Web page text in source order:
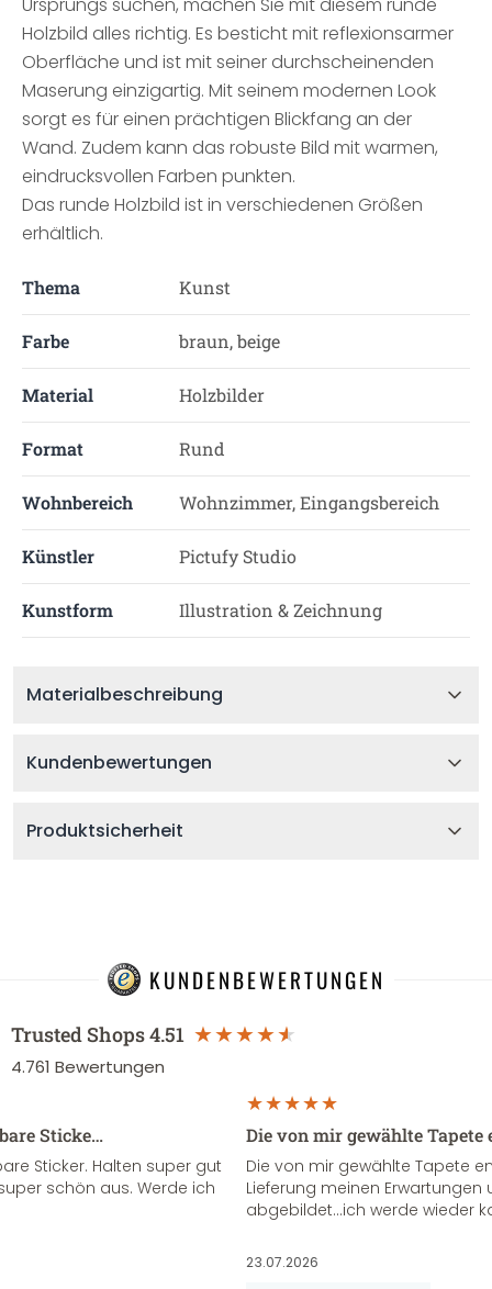
Holzbild alles richtig. Es besticht mit reflexionsarmer
Oberfläche und ist mit seiner durchscheinenden
Maserung einzigartig. Mit seinem modernen Look
sorgt es für einen prächtigen Blickfang an der
Wand. Zudem kann das robuste Bild mit warmen,
eindrucksvollen Farben punkten.
Das runde Holzbild ist in verschiedenen Größen
erhältlich.
Thema Kunst
Farbe braun, beige
Material Holzbilder
Format Rund
Wohnbereich Wohnzimmer, Eingangsbereich
Künstler Pictufy Studio
Kunstform Illustration & Zeichnung
Materialbeschreibung
Kundenbewertungen
Produktsicherheit
KUNDENBEWERTUNGEN
Trusted Shops4.51
4.761 Bewertungen
Sticke…
Sticker. Halten super gut
schön aus. Werde ich
Die von mir gewählte
Die von mir gewählte Tapete
Lieferung meinen Erwartungen
abgebildet...ich werde wieder
23.07.2026